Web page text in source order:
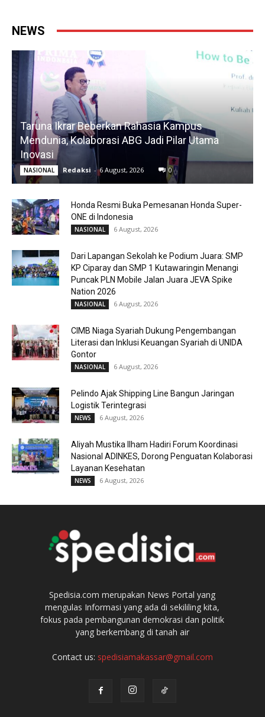
NEWS
Taruna Ikrar Beberkan Rahasia Kampus
Mendunia, Kolaborasi ABG Jadi Pilar Utama
Inovasi
NASIONAL Redaksi - 6 August, 2026 0
Honda Resmi Buka Pemesanan Honda Super-
ONE di Indonesia
NASIONAL 6 August, 2026
Dari Lapangan Sekolah ke Podium Juara: SMP
KP Ciparay dan SMP 1 Kutawaringin Menangi
Puncak PLN Mobile Jalan Juara JEVA Spike
Nation 2026
NASIONAL 6 August, 2026
CIMB Niaga Syariah Dukung Pengembangan
Literasi dan Inklusi Keuangan Syariah di UNIDA
Gontor
NASIONAL 6 August, 2026
Pelindo Ajak Shipping Line Bangun Jaringan
Logistik Terintegrasi
NEWS 6 August, 2026
Aliyah Mustika Ilham Hadiri Forum Koordinasi
Nasional ADINKES, Dorong Penguatan Kolaborasi
Layanan Kesehatan
NEWS 6 August, 2026
Spedisia.com merupakan News Portal yang
mengulas Informasi yang ada di sekililing kita,
fokus pada pembangunan demokrasi dan politik
yang berkembang di tanah air
Contact us: spedisiamakassar@gmail.com